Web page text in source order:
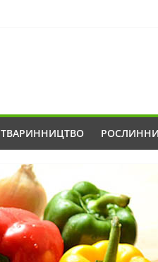
ТВАРИННИЦТВО